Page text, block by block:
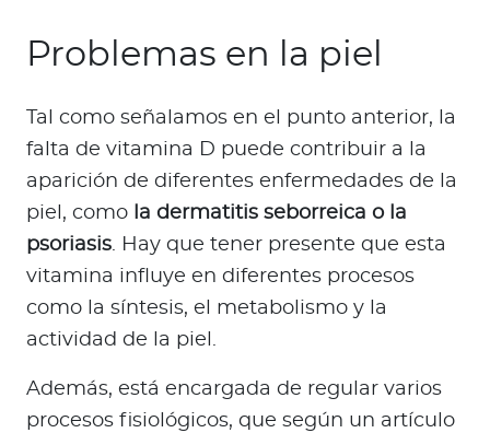
Problemas en la piel
Tal como señalamos en el punto anterior, la
falta de vitamina D puede contribuir a la
aparición de diferentes enfermedades de la
piel, como la dermatitis seborreica o la
psoriasis. Hay que tener presente que esta
vitamina influye en diferentes procesos
como la síntesis, el metabolismo y la
actividad de la piel.
Además, está encargada de regular varios
procesos fisiológicos, que según un artículo